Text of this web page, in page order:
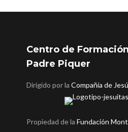
Centro de
Padre Piquer
Dirigido por laCompañía de
Propiedad de laFundación